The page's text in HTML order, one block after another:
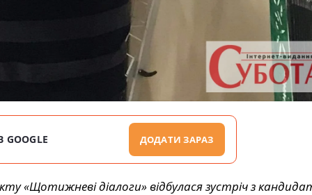
ДОДАТИ ЗАРАЗ
«Щотижневі діалоги» відбулася зустріч з